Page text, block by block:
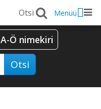
Menüü
A-Ö nimekiri
Otsi